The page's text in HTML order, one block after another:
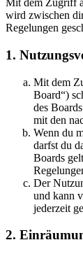
Mit dem Zugriff
wird zwischen
Regelungen
1.
Mit dem
Board“)
des
mit den
Wenn du
darfst du
Boards
Der
und kann
jederzeit
2.